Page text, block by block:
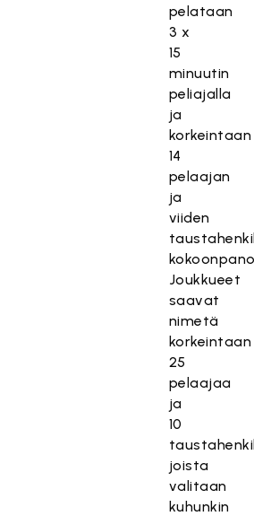
pelataan
3 x
15
minuutin
peliajalla
ja
korkeintaan
14
pelaajan
ja
viiden
Joukkueet
saavat
nimetä
korkeintaan
25
pelaajaa
ja
10
joista
valitaan
kuhunkin